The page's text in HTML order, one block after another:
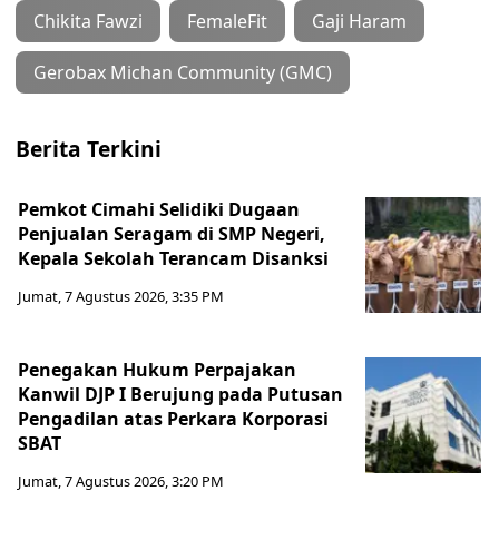
Chikita Fawzi FemaleFit Gaji Haram
Gerobax Michan Community (GMC)
Berita Terkini
Pemkot Cimahi Selidiki Dugaan
Penjualan Seragam di SMP Negeri,
Kepala Sekolah Terancam Disanksi
Jumat, 7 Agustus 2026, 3:35 PM
Penegakan Hukum Perpajakan
Kanwil DJP I Berujung pada Putusan
Pengadilan atas Perkara Korporasi
SBAT
Jumat, 7 Agustus 2026, 3:20 PM